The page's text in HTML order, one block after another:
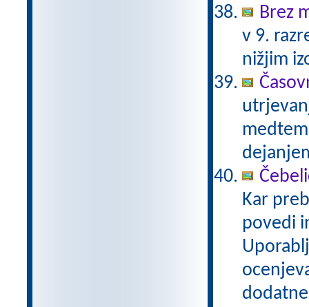
Brez
v 9.
nižjim
Kar
povedi